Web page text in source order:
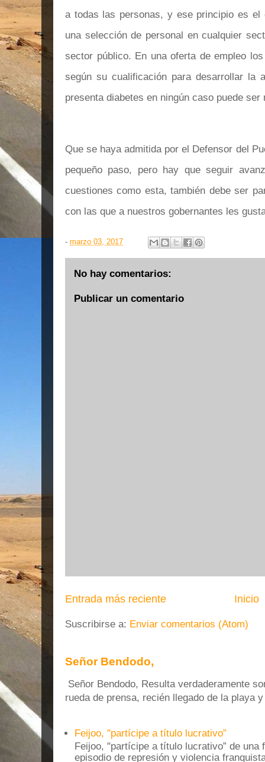
a todas las personas, y ese principio es el
una selección de personal en cualquier
sector público. En una oferta de empleo
según su cualificación para desarrollar la
presenta diabetes en ningún caso puede
Que se haya admitida por el Defensor del
pequeño paso, pero hay que seguir
cuestiones como esta, también debe ser
con las que a nuestros gobernantes les
- marzo 03, 2017
No hay comentarios:
Publicar un comentario
Entrada más reciente Inicio
Suscribirse a: Enviar comentarios (Atom)
Señor Bendodo,
Señor Bendodo, Resulta verdaderamente
rueda de prensa, recién llegado de la playa
Feijoo, "partícipe a título lucrativo”
Feijoo, "partícipe a título lucrativo” de una
episodio de represión y violencia